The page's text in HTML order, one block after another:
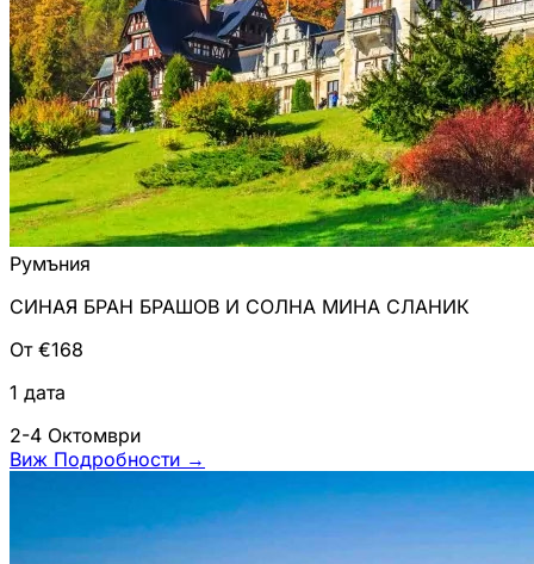
Румъния
СИНАЯ БРАН БРАШОВ И СОЛНА МИНА СЛАНИК
От €168
1 дата
2-4 Октомври
Виж Подробности →